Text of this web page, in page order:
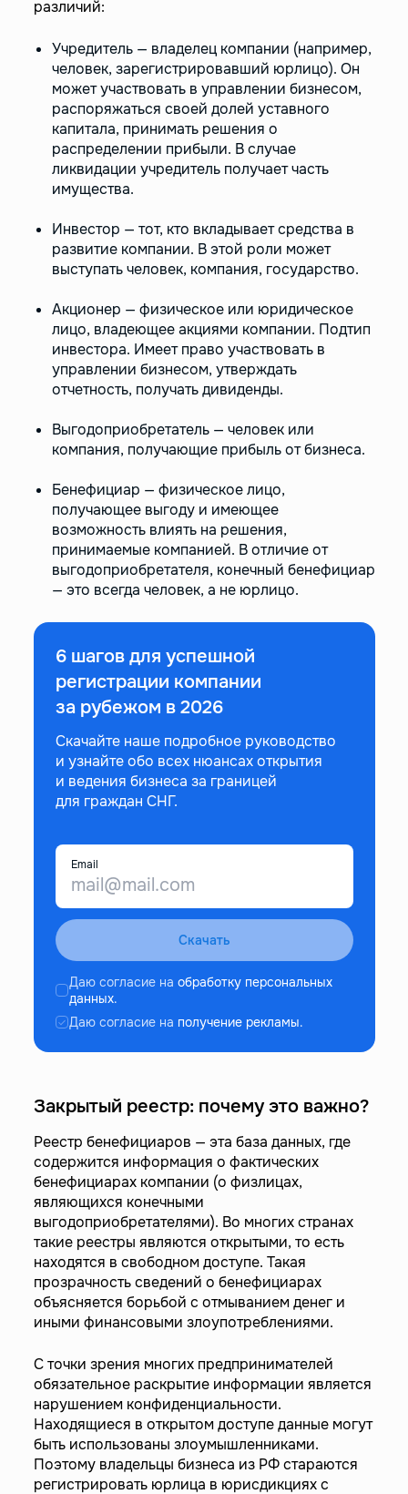
различий:
Учредитель — владелец компании (например,
человек, зарегистрировавший юрлицо). Он
может участвовать в управлении бизнесом,
распоряжаться своей долей уставного
капитала, принимать решения о
распределении прибыли. В случае
ликвидации учредитель получает часть
имущества.
Инвестор — тот, кто вкладывает средства в
развитие компании. В этой роли может
выступать человек, компания, государство.
Акционер — физическое или юридическое
лицо, владеющее акциями компании. Подтип
инвестора. Имеет право участвовать в
управлении бизнесом, утверждать
отчетность, получать дивиденды.
Выгодоприобретатель — человек или
компания, получающие прибыль от бизнеса.
Бенефициар — физическое лицо,
получающее выгоду и имеющее
возможность влиять на решения,
принимаемые компанией. В отличие от
выгодоприобретателя, конечный бенефициар
— это всегда человек, а не юрлицо.
6 шагов для успешной
регистрации компании
за рубежом в 2026
Скачайте наше подробное руководство
и узнайте обо всех нюансах открытия
и ведения бизнеса за границей
для граждан СНГ.
Email
Скачать
Даю согласие на обработку персональных
данных.
Даю согласие на получение рекламы.
Закрытый реестр: почему это важно?
Реестр бенефициаров — эта база данных, где
содержится информация о фактических
бенефициарах компании (о физлицах,
являющихся конечными
выгодоприобретателями). Во многих странах
такие реестры являются открытыми, то есть
находятся в свободном доступе. Такая
прозрачность сведений о бенефициарах
объясняется борьбой с отмыванием денег и
иными финансовыми злоупотреблениями.
С точки зрения многих предпринимателей
обязательное раскрытие информации является
нарушением конфиденциальности.
Находящиеся в открытом доступе данные могут
быть использованы злоумышленниками.
Поэтому владельцы бизнеса из РФ стараются
регистрировать юрлица в юрисдикциях с